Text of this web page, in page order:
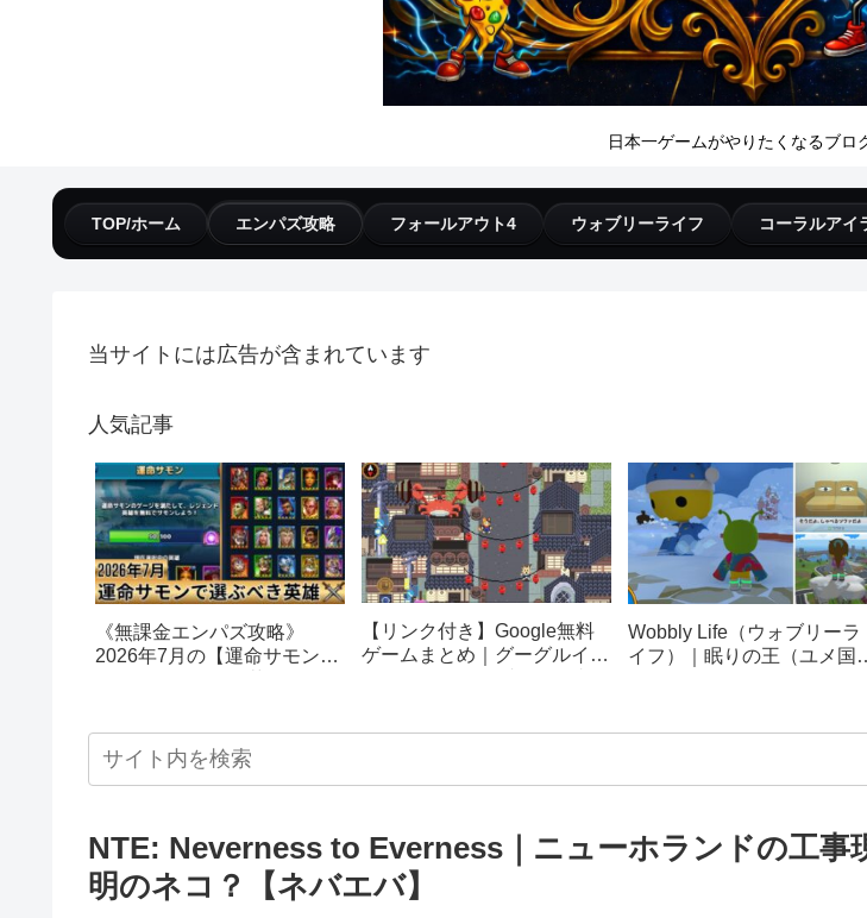
日本一ゲームがやりたくなるブロ
TOP/ホーム エンパズ攻略 フォールアウト4 ウォブリーライフ コーラルアイ
当サイトには広告が含まれています
人気記事
《無課金エンパズ攻略》
2026年7月の【運命サモン】
【リンク付き】Google無料
ゲームまとめ｜グーグルイー
Wobbly Life（ウォブリーラ
イフ）｜眠りの王（ユメ国
NTE: Neverness to Everness｜ニューホランドの工事
明のネコ？【ネバエバ】